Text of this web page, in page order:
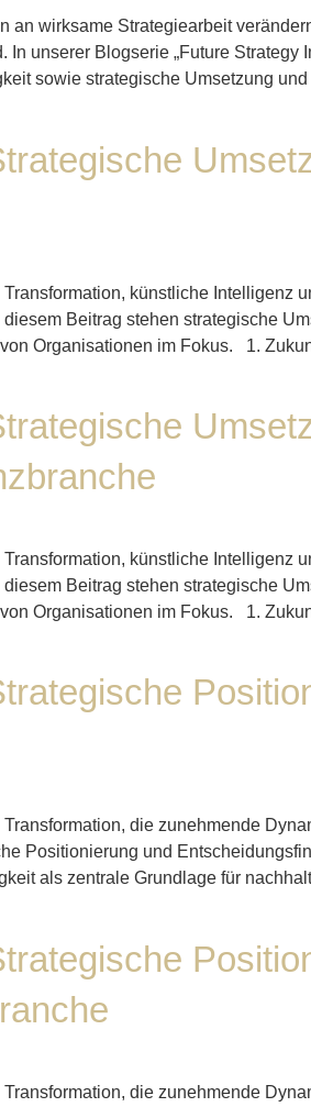
wirksame Strategiearbeit
unserer Blogserie „Future Strategy
sowie strategische Umsetzung
künstliche Intelligenz
Beitrag stehen strategische
Organisationen im Fokus. 1.
künstliche Intelligenz
Beitrag stehen strategische
Organisationen im Fokus. 1.
die zunehmende
Positionierung und
als zentrale Grundlage für
die zunehmende